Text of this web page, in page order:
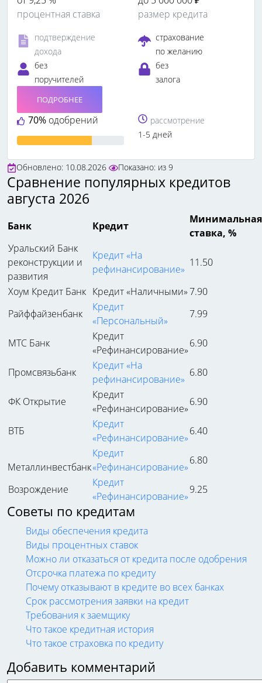
процентная ставка
размер кредита
подтверждение
дохода
страхование
по желанию
без
поручителей
без
залога
70% одобрений
ПОДРОБНЕЕ
рассмотрение
1-5 дней
Обновлено: 10.08.2026 Показано: из 9
Сравнение популярных кредитов
августа 2026
Банк Кредит
Минимальная
ставка, %
Уральский Банк
реконструкции и
развития
Кредит «На
рефинансирование»
11.50
Хоум Кредит Банк Кредит «Наличными»7.90
Райффайзенбанк
Кредит
«Персональный»
7.99
МТС Банк
Кредит
«Рефинансирование»
6.90
Промсвязьбанк
Кредит «На
рефинансирование»
6.80
ФК Открытие
Кредит
«Рефинансирование»
6.90
ВТБ
Кредит
«Рефинансирование»
6.40
Металлинвестбанк
Кредит
«Рефинансирование»
6.80
Возрождение
Кредит
«Рефинансирование»
9.25
Советы по кредитам
Виды обеспечения кредита
Виды процентных ставок
Можно ли отказаться от кредита после одобрения
Отсрочка платежа по кредиту
Почему отказывают в кредите во всех банках
Срок рассмотрения заявки на кредит
Требования к заемщику
Что такое кредитная история
Что такое страховка по кредиту
Добавить комментарий